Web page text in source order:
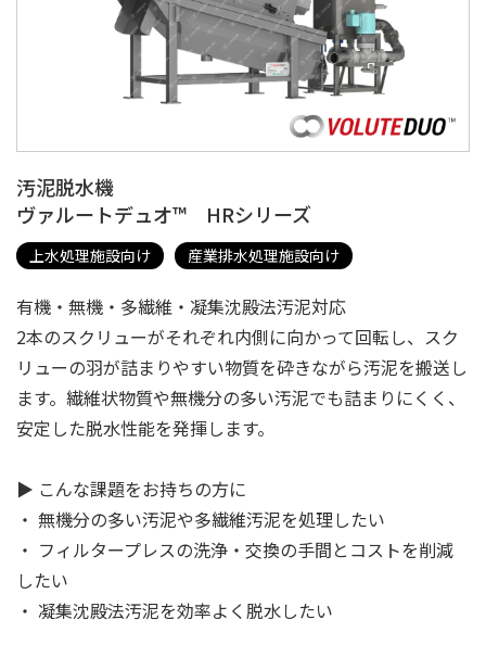
汚泥脱水機
ヴァルートデュオ™ HRシリーズ
上水処理施設向け 産業排水処理施設向け
有機・無機・多繊維・凝集沈殿法汚泥対応
2本のスクリューがそれぞれ内側に向かって回転し、スク
リューの羽が詰まりやすい物質を砕きながら汚泥を搬送し
ます。繊維状物質や無機分の多い汚泥でも詰まりにくく、
安定した脱水性能を発揮します。
▶ こんな課題をお持ちの方に
・ 無機分の多い汚泥や多繊維汚泥を処理したい
・ フィルタープレスの洗浄・交換の手間とコストを削減
したい
・ 凝集沈殿法汚泥を効率よく脱水したい